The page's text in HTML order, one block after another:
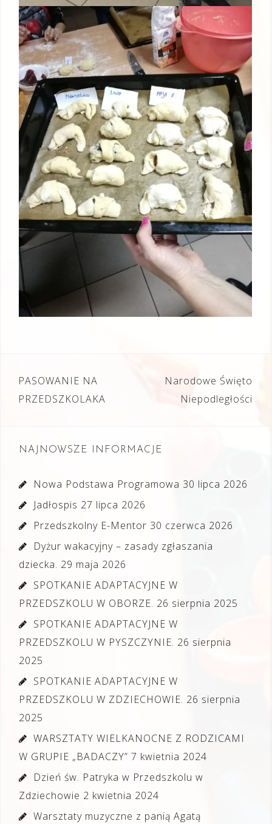
Nawigacja
wpisu
PASOWANIE NA
PRZEDSZKOLAKA
Narodowe Święto
Niepodległości
NAJNOWSZE INFORMACJE
Nowa Podstawa Programowa 30 lipca 2026
Jadłospis 27 lipca 2026
Przedszkolny E-Mentor 30 czerwca 2026
Dyżur wakacyjny – zasady zgłaszania
dziecka. 29 maja 2026
SPOTKANIE ADAPTACYJNE W
PRZEDSZKOLU W OBORZE. 26 sierpnia 2025
SPOTKANIE ADAPTACYJNE W
PRZEDSZKOLU W PYSZCZYNIE. 26 sierpnia
2025
SPOTKANIE ADAPTACYJNE W
PRZEDSZKOLU W ZDZIECHOWIE. 26 sierpnia
2025
WARSZTATY WIELKANOCNE Z RODZICAMI
W GRUPIE „BADACZY” 7 kwietnia 2024
Dzień św. Patryka w Przedszkolu w
Zdziechowie 2 kwietnia 2024
Warsztaty muzyczne z panią Agatą